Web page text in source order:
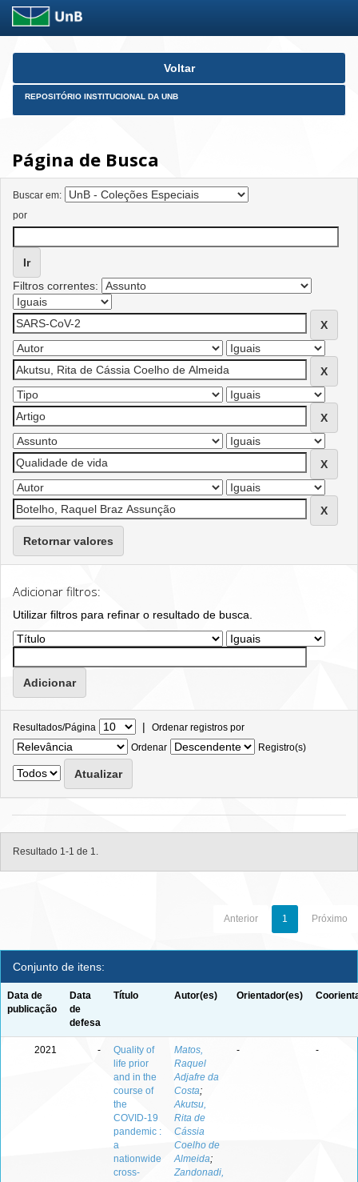
Skip
Voltar
REPOSITÓRIO INSTITUCIONAL DA UNB
Página de Busca
Buscar em:
por
Filtros correntes:
Retornar valores
Adicionar filtros:
Utilizar filtros para refinar o resultado de busca.
Resultados/Página | Ordenar registros por
Ordenar
Registro(s)
Resultado 1-1 de 1.
Anterior 1 Próximo
Conjunto de itens:
Data de
publicação
Data
de
defesa
Título Autor(es) Orientador(es)
2021 -
Quality of
life prior
and in the
course of
the
COVID-19
pandemic :
a
nationwide
cross-
Matos,
Raquel
Adjafre da
Costa;
Akutsu,
Rita de
Cássia
Coelho de
Almeida;
Zandonadi,
- -